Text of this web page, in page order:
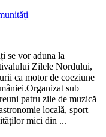
se vor aduna la
Zilele Nordului,
ca motor de coeziune
sub
patru zile de muzică
locală, sport
mici din ...